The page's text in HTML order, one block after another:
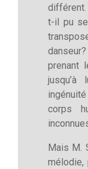
différent.
t-il pu
prenant
jusqu’à
corps
Mais M.
mélodie,